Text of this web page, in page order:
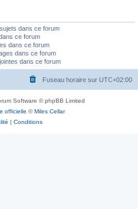
dans ce forum
ce forum
dans ce forum
dans ce forum
dans ce forum
Fuseau horaire sur UTC+02:00
Software © phpBB Limited
officielle ©Miles Cellar
| Conditions